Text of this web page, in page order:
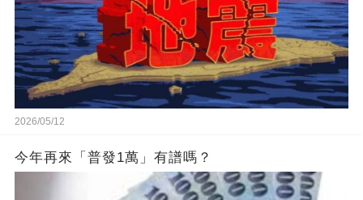
2026/05/12
今年再來「普發1萬」有譜嗎？